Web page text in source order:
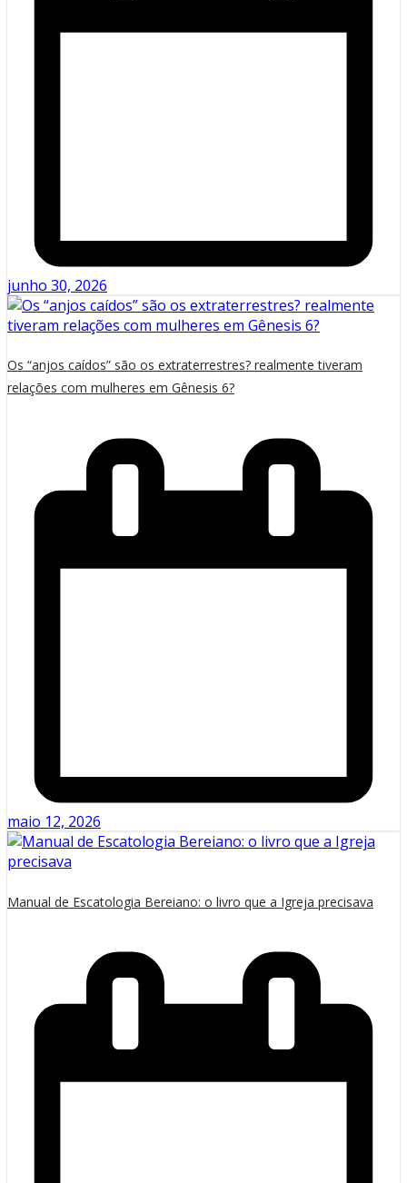
junho 30, 2026
Os “anjos caídos” são os extraterrestres? realmente tiveram
relações com mulheres em Gênesis 6?
maio 12, 2026
Manual de Escatologia Bereiano: o livro que a Igreja precisava